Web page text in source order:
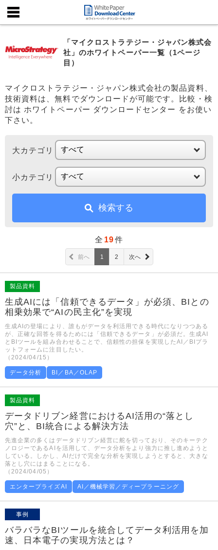
「マイクロストラテジー・ジャパン株式会
社」のホワイトペーパー一覧（1ページ
目）
マイクロストラテジー・ジャパン株式会社の製品資料、
技術資料は、無料でダウンロードが可能です。比較・検
討は ホワイトペーパー ダウンロードセンター をお使い
下さい。
大カテゴリ
小カテゴリ
検索する
全 19件
前へ 1 2 次へ
製品資料
生成AIには「信頼できるデータ」が必須、BIとの
相乗効果で“AIの民主化”を実現
生成AIの登場により、誰もがデータを利活用できる時代になりつつある
が、正確な回答を得るためには「信頼できるデータ」が必須だ。生成AI
とBIツールを組み合わせることで、信頼性の担保を実現したAI／BIプラ
ットフォームに注目したい。
（2024/04/15）
データ分析 BI／BA／OLAP
製品資料
データドリブン経営におけるAI活用の“落とし
穴”と、BI統合による解決方法
先進企業の多くはデータドリブン経営に舵を切っており、そのキーテク
ノロジーであるAIを活用して、データ分析をより強力に推し進めようと
している。しかし、AIだけで完全な分析を実現しようとすると、大きな
落とし穴にはまることになる。
（2024/04/05）
エンタープライズAI AI／機械学習／ディープラーニング
事例
バラバラなBIツールを統合してデータ利活用を加
速、日本電子の実現方法とは？